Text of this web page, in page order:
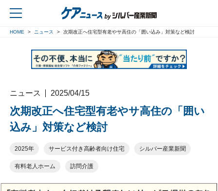
HOME ニュース 次期改正へ住宅型有老やサ高住の「囲い込み」対策など検討
ニュース 2025/04/15
次期改正へ住宅型有老やサ高住の「囲い
込み」対策など検討
2025年 サービス付き高齢者向け住宅 シルバー産業新聞
有料老人ホーム 訪問介護